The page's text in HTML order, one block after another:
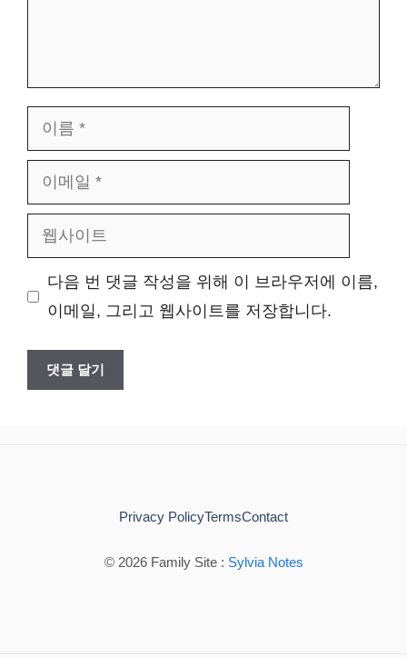
름
메
사
다음 번 댓글 작성을 위해 이 브라우저에 이름,
이메일, 그리고 웹사이트를 저장합니다.
© 2026 Family Site : Sylvia Notes
Privacy PolicyTermsContact